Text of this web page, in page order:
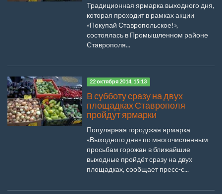
Традиционная ярмарка выходного дня,
которая проходит в рамках акции
«Покупай Ставропольское!»,
состоялась в Промышленном районе
Ставрополя...
22 октября 2014, 15:13
В субботу сразу на двух
площадках Ставрополя
пройдут ярмарки
Популярная городская ярмарка
«Выходного дня» по многочисленным
просьбам горожан в ближайшие
выходные пройдёт сразу на двух
площадках, сообщает пресс-с...